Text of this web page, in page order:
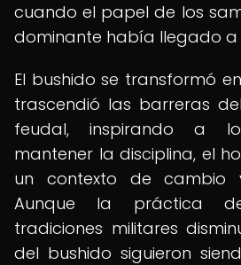
cuando el papel de los
dominante había llegado a
El bushido se transformó
trascendió las barreras
feudal, inspirando a
mantener la disciplina, el
un contexto de cambio
Aunque la práctica
tradiciones militares
del bushido siguieron